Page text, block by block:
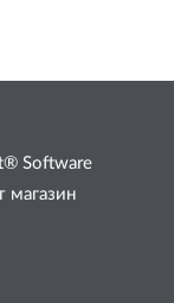
Software
магазин